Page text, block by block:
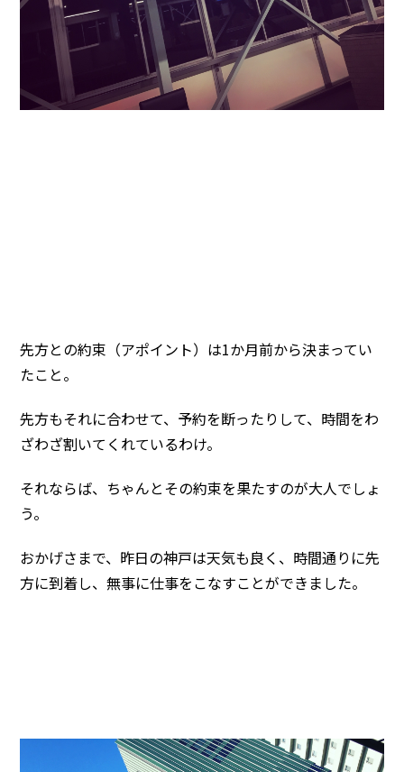
先方との約束（アポイント）は1か月前から決まってい
たこと。
先方もそれに合わせて、予約を断ったりして、時間をわ
ざわざ割いてくれているわけ。
それならば、ちゃんとその約束を果たすのが大人でしょ
う。
おかげさまで、昨日の神戸は天気も良く、時間通りに先
方に到着し、無事に仕事をこなすことができました。